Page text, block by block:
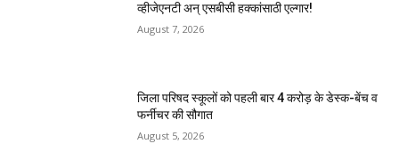
व्हीजेएनटी अन् एसबीसी हक्कांसाठी एल्गार!
August 7, 2026
जिला परिषद स्कूलों को पहली बार 4 करोड़ के डेस्क-बेंच व
फर्नीचर की सौगात
August 5, 2026